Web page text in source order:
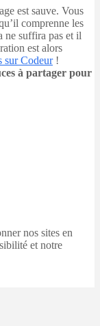
est sauve. Vous
comprenne les
ne suffira pas et il
est alors
sur Codeur!
à partager pour
nos sites en
et notre